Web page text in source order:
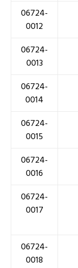
06724-
0012
06724-
0013
06724-
0014
06724-
0015
06724-
0016
06724-
0017
06724-
0018